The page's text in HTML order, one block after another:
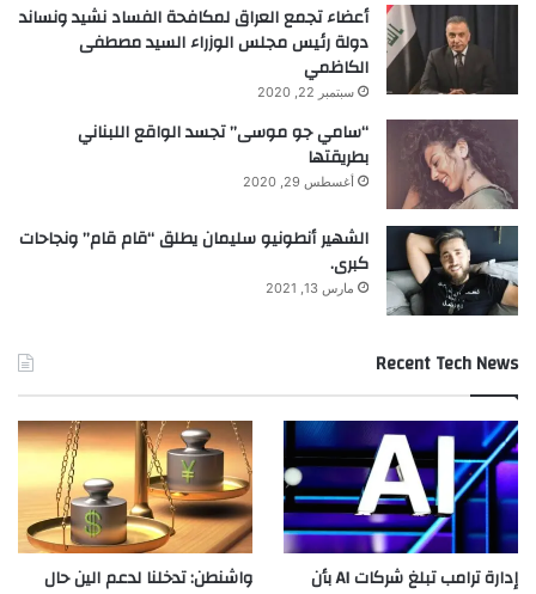
أعضاء تجمع العراق لمكافحة الفساد نشيد ونساند
دولة رئيس مجلس الوزراء السيد مصطفى
الكاظمي
سبتمبر 22, 2020
“سامي جو موسى” تجسد الواقع اللبناني
بطريقتها
أغسطس 29, 2020
الشهير أنطونيو سليمان يطلق “قام قام” ونجاحات
كبرى.
مارس 13, 2021
Recent Tech News
إدارة ترامب تبلغ شركات AI بأن
واشنطن: تدخلنا لدعم الين حال